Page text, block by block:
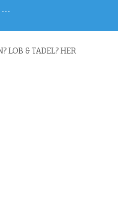
…
LOB & TADEL? HER